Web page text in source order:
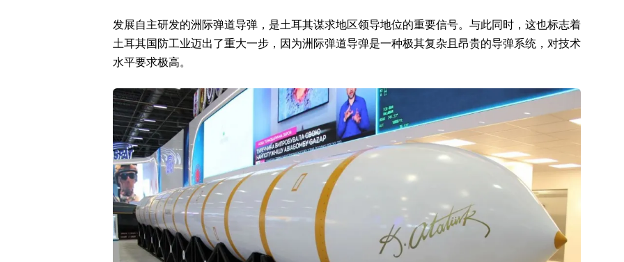
发展自主研发的洲际弹道导弹，是土耳其谋求地区领导地位的重要信号。与此同时，这也标志着
土耳其国防工业迈出了重大一步，因为洲际弹道导弹是一种极其复杂且昂贵的导弹系统，对技术
水平要求极高。